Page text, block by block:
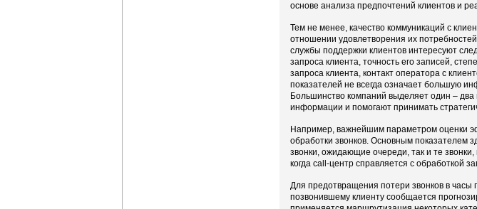
основе анализа предпочтений клиентов и
Тем не менее, качество коммуникаций с
отношении удовлетворения их
службы поддержки клиентов интересуют
запроса клиента, точность его записей,
запроса клиента, контакт оператора с
показателей не всегда означает большую
Большинство компаний выделяет один –
информации и помогают принимать
Например, важнейшим параметром оценки
обработки звонков. Основным показателем
звонки, ожидающие очереди, так и те
когда call-центр справляется с обработкой
Для предотвращения потери звонков в часы
позвонившему клиенту сообщается